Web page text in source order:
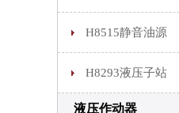
H8515静音油源
H8293液压子站
液压作动器